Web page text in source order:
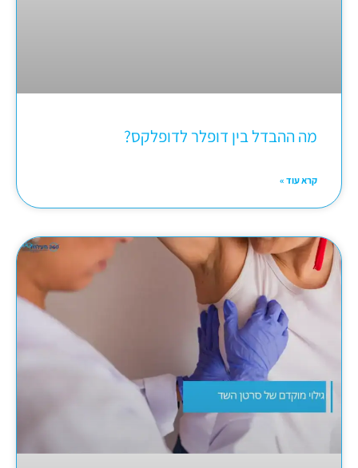
מה ההבדל בין דופלר לדופלקס?
קרא עוד »